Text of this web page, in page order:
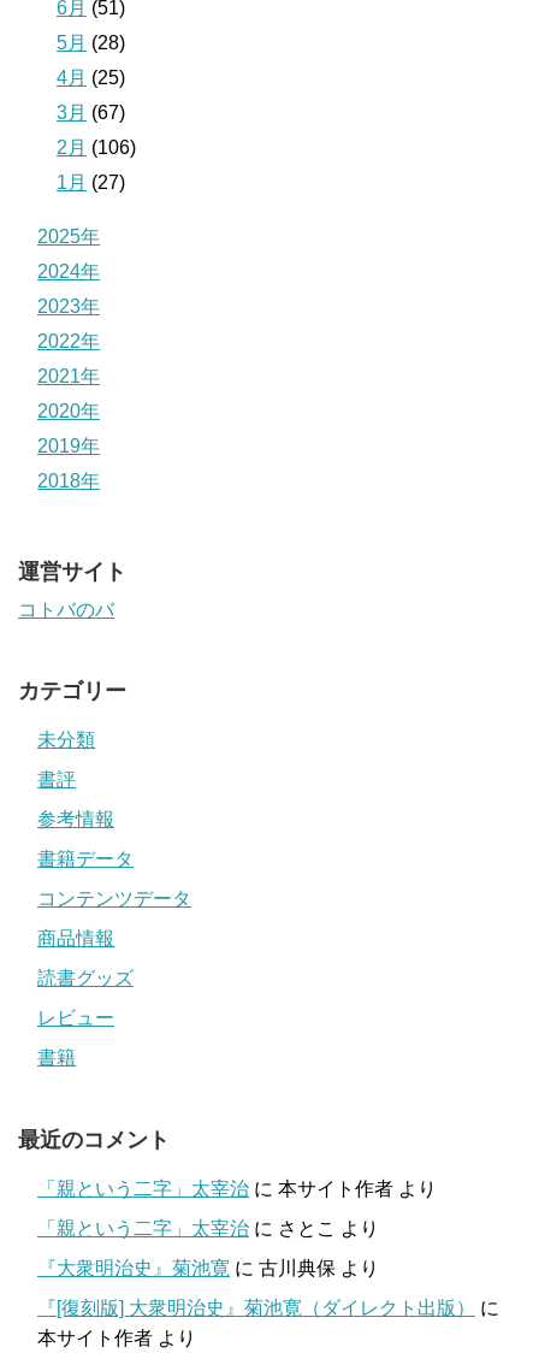
6月 (51)
5月 (28)
4月 (25)
3月 (67)
2月 (106)
1月 (27)
2025年
2024年
2023年
2022年
2021年
2020年
2019年
2018年
運営サイト
コトバのバ
カテゴリー
未分類
書評
参考情報
書籍データ
コンテンツデータ
商品情報
読書グッズ
レビュー
書籍
最近のコメント
「親という二字」太宰治 に 本サイト作者 より
「親という二字」太宰治 に さとこ より
『大衆明治史』菊池寛 に 古川典保 より
『[復刻版] 大衆明治史』菊池寛（ダイレクト出版）
に
本サイト作者 より